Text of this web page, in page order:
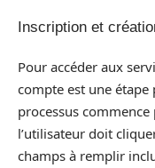
Inscription et
Pour accéder aux
compte est une
processus commence
l’utilisateur doit
champs à remplir